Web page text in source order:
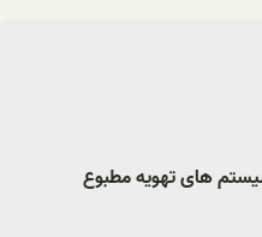
های تهویه مطبوع